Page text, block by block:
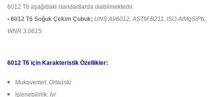
6012 T6 aşağıdaki standartlarda olabilmektedir.
• 6012 T6 Soğuk Çekim Çubuk; UNS A96012, ASTM B211, ISO AlMgSiPb,
WNR 3.0615
6012 T6 için Karakteristik Özellikler:
Mukavemet: Ortaüstü
İşlenebilirlik: İyi